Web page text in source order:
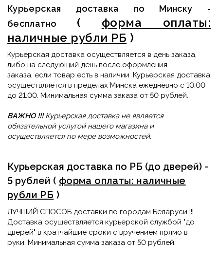
Курьерская доставка по Минску -
бесплатно ( форма оплаты:
наличные рубли РБ )
Курьерская доставка осуществляется в день заказа,
либо на следующий день после оформления
заказа, если товар есть в наличии. Курьерская доставка
осуществляется в пределах Минска ежедневно с 10.00
до 21.00. Минимальная сумма заказа от 50 рублей.
ВАЖНО !!!Курьерская доставка не является
обязательной услугой нашего магазина и
осуществляется по мере возможностей.
Курьерская доставка по РБ (до дверей) -
5 рублей ( форма оплаты: наличные
рубли РБ )
ЛУЧШИЙ СПОСОБ доставки по городам Беларуси !!!
Доставка осуществляется курьерской службой "до
дверей" в кратчайшие сроки с вручением прямо в
руки. Минимальная сумма заказа от 50 рублей.